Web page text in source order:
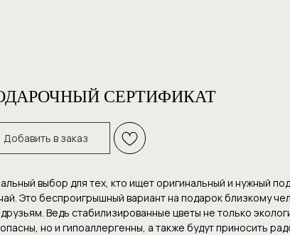
СЕРТИФИКАТ
Добавить в заказ
выбор для тех, кто ищет оригинальный и нужный
Это беспроигрышный вариант на подарок близкому
Ведь стабилизированные цветы не только
но и гипоаллергенны, а также будут приносить